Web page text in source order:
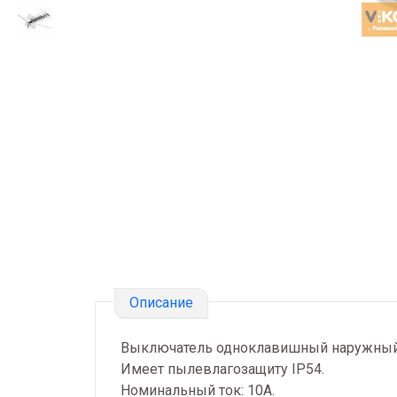
Описание
Выключатель одноклавишный
Имеет пылевлагозащиту IP54.
Номинальный ток: 10А.